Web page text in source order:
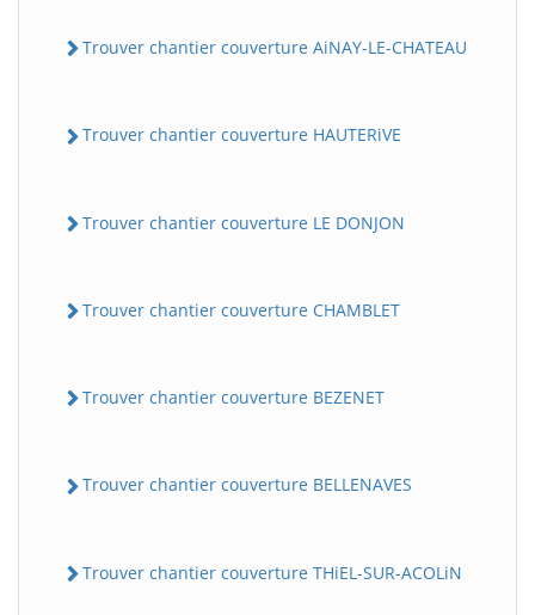
Trouver chantier couverture AiNAY-LE-CHATEAU
Trouver chantier couverture HAUTERiVE
Trouver chantier couverture LE DONJON
Trouver chantier couverture CHAMBLET
Trouver chantier couverture BEZENET
Trouver chantier couverture BELLENAVES
Trouver chantier couverture THiEL-SUR-ACOLiN